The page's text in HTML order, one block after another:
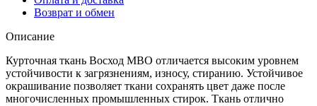
Возврат и обмен
Описание
Курточная ткань Восход МВО отличается высоким уровнем
устойчивости к загрязнениям, износу, стиранию. Устойчивое
окрашивание позволяет ткани сохранять цвет даже после
многочисленных промышленных стирок. Ткань отлично